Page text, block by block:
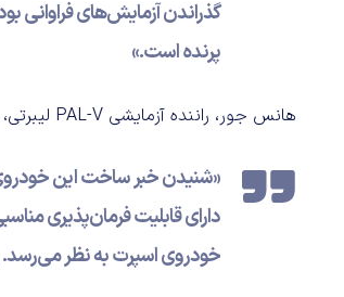
گذراندن آزمایش‌های فراوانی
پرنده است.»
هانس جور، راننده آزمایشی PAL-V لیبرتی، اولین گردش در جاده‌های عمومی با آن را این‌طور توصیف می‌کند:
«شنیدن خبر ساخت این خودروی
خودروی اسپرت به ‌نظر می‌رسد.